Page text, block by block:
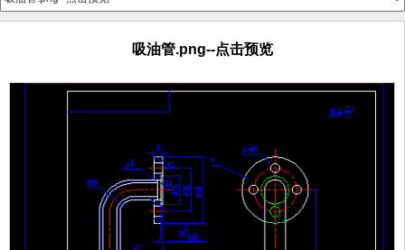
吸油管.png--点击预览